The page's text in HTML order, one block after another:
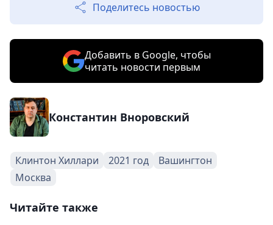
Поделитесь новостью
Добавить в Google, чтобы
читать новости первым
Константин Вноровский
Клинтон Хиллари 2021 год
Вашингтон
Москва
Читайте также